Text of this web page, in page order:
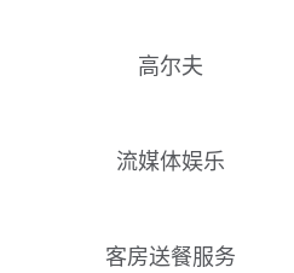
高尔夫
流媒体娱乐
客房送餐服务